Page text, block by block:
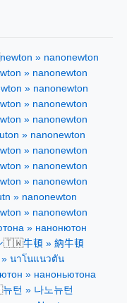
newton » nanonewton
» nanonewton
» nanonewton
» nanonewton
» nanonewton
» nanonewton
» nanonewton
» nanonewton
» nanonewton
» nanonewton
» nanonewton
» нанонютон
🇹🇼牛頓 » 納牛頓
นาโนแนวตัน
» наноньютона
뉴턴 » 나노뉴턴